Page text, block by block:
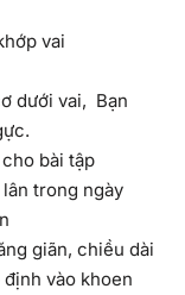
vai
dưới vai, Bạn
bài tập
trong ngày
giãn, chiều dài
vào khoen